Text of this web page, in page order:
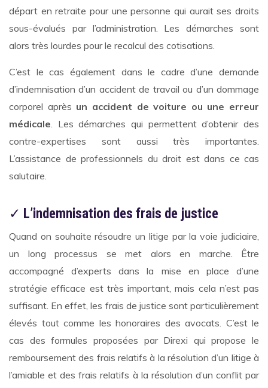
départ en retraite pour une personne qui aurait ses droits
sous-évalués par l’administration. Les démarches sont
alors très lourdes pour le recalcul des cotisations.
C’est le cas également dans le cadre d’une demande
d’indemnisation d’un accident de travail ou d’un dommage
corporel après un accident de voiture ou une erreur
médicale . Les démarches qui permettent d’obtenir des
contre-expertises sont aussi très importantes.
L’assistance de professionnels du droit est dans ce cas
salutaire.
✓ L’indemnisation des frais de justice
Quand on souhaite résoudre un litige par la voie judiciaire,
un long processus se met alors en marche. Être
accompagné d’experts dans la mise en place d’une
stratégie efficace est très important, mais cela n’est pas
suffisant. En effet, les frais de justice sont particulièrement
élevés tout comme les honoraires des avocats. C’est le
cas des formules proposées par Direxi qui propose le
remboursement des frais relatifs à la résolution d’un litige à
l’amiable et des frais relatifs à la résolution d’un conflit par